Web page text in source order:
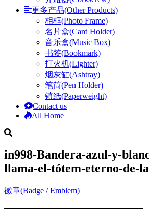
更多产品(Other Products)
相框(Photo Frame)
名片盒(Card Holder)
音乐盒(Music Box)
书签(Bookmark)
打火机(Lighter)
烟灰缸(Ashtray)
笔筒(Pen Holder)
镇纸(Paperweight)
Contact us
All Home
in998-Bandera-azul-y-
llama-el-tótem-eterno-de-
徽章(Badge / Emblem)